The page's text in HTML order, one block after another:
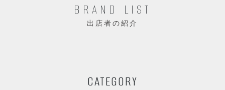
BRAND LIST
出店者の紹介
CATEGORY